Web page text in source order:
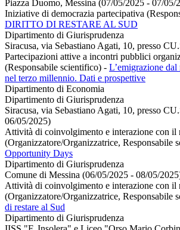
Piazza Duomo, Messina (07/05/2025 - 07/05/
Iniziative di democrazia partecipativa
DIRITTO DI RESTARE AL SUD
Dipartimento di Giurisprudenza
Siracusa, via Sebastiano Agati, 10, presso
Partecipazioni attive a incontri pubblici
(Responsabile scientifico) - L’emigrazione
nel terzo millennio. Dati e prospettive
Dipartimento di Economia
Dipartimento di Giurisprudenza
Siracusa, via Sebastiano Agati, 10, presso
06/05/2025)
Attività di coinvolgimento e interazione con il
(Organizzatore/Organizzatrice, Responsabile
Opportunity Days
Dipartimento di Giurisprudenza
Comune di Messina (06/05/2025 - 08/05/
Attività di coinvolgimento e interazione con il
(Organizzatore/Organizzatrice, Responsabile
di restare al Sud
Dipartimento di Giurisprudenza